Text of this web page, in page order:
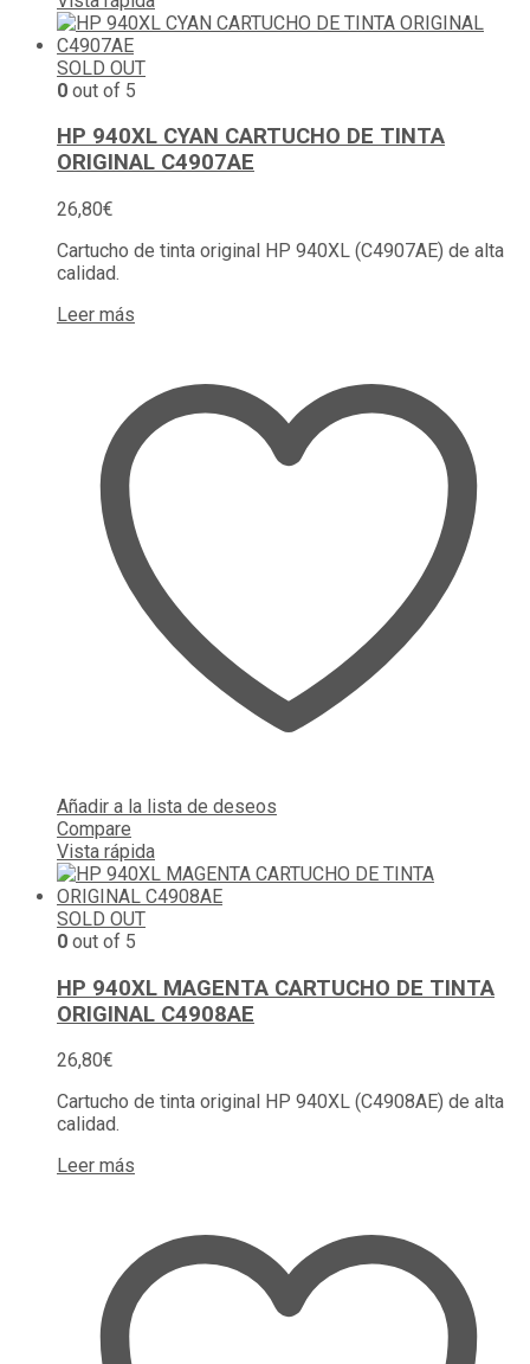
SOLD OUT
0 out of 5
HP 940XL CYAN CARTUCHO DE TINTA
ORIGINAL C4907AE
26,80€
Cartucho de tinta original HP 940XL (C4907AE) de alta
calidad.
Leer más
Añadir a la lista de deseos
Compare
Vista rápida
SOLD OUT
0 out of 5
HP 940XL MAGENTA CARTUCHO DE TINTA
ORIGINAL C4908AE
26,80€
Cartucho de tinta original HP 940XL (C4908AE) de alta
calidad.
Leer más